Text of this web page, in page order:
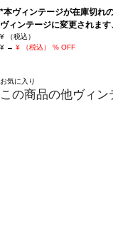
*本ヴィンテージが在庫切れ
ヴィンテージに変更されます
¥
（税込）
¥ → ¥ （税込） % OFF
お気に入り
この商品の他ヴィン